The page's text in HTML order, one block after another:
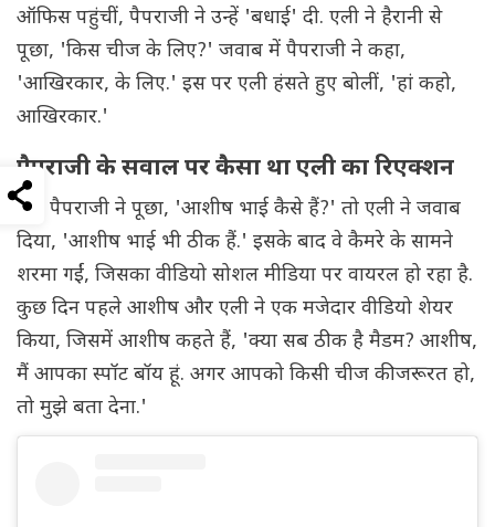
ऑफिस पहुंचीं, पैपराजी ने उन्हें 'बधाई' दी. एली ने हैरानी से
पूछा, 'किस चीज के लिए?' जवाब में पैपराजी ने कहा,
'आखिरकार, के लिए.' इस पर एली हंसते हुए बोलीं, 'हां कहो,
आखिरकार.'
पैपराजी के सवाल पर कैसा था एली का रिएक्शन
जब पैपराजी ने पूछा, 'आशीष भाई कैसे हैं?' तो एली ने जवाब
दिया, 'आशीष भाई भी ठीक हैं.' इसके बाद वे कैमरे के सामने
शरमा गईं, जिसका वीडियो सोशल मीडिया पर वायरल हो रहा है.
कुछ दिन पहले आशीष और एली ने एक मजेदार वीडियो शेयर
किया, जिसमें आशीष कहते हैं, 'क्या सब ठीक है मैडम? आशीष,
मैं आपका स्पॉट बॉय हूं. अगर आपको किसी चीज की जरूरत हो,
तो मुझे बता देना.'